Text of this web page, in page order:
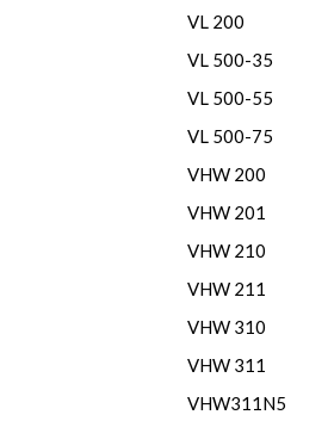
VL 200
VL 500-35
VL 500-55
VL 500-75
VHW 200
VHW 201
VHW 210
VHW 211
VHW 310
VHW 311
VHW311N5